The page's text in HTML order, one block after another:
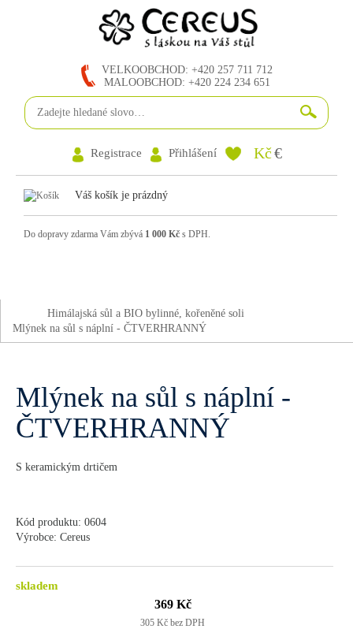
VELKOOBCHOD: +420 257 711 712
MALOOBCHOD: +420 224 234 651
Registrace Přihlášení Kč€
Váš košík je prázdný
Do dopravy zdarma Vám zbývá 1 000 Kč s DPH.
Himálajská sůl a BIO bylinné, kořeněné soli
Mlýnek na sůl s náplní - ČTVERHRANNÝ
Mlýnek na sůl s náplní -
ČTVERHRANNÝ
S keramickým drtičem
Kód produktu: 0604
Výrobce: Cereus
skladem
369 Kč
305 Kč bez DPH